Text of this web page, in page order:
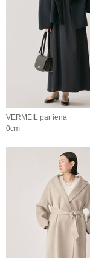
VERMEIL par iena
0cm